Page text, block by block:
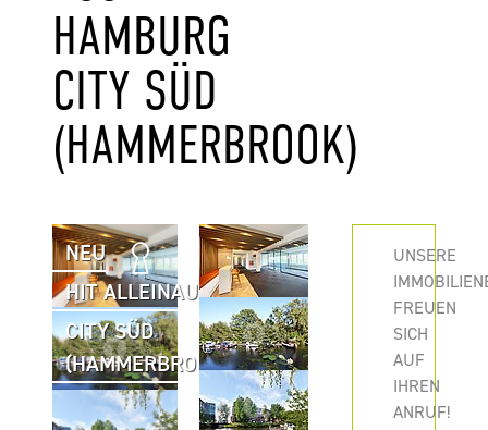
HAMBURG
CITY SÜD
(HAMMERBROOK)
NEU
HIT ALLEINAUFTRAG
CITY SÜD
(HAMMERBROOK)
UNSERE
FREUEN
SICH
AUF
IHREN
ANRUF!